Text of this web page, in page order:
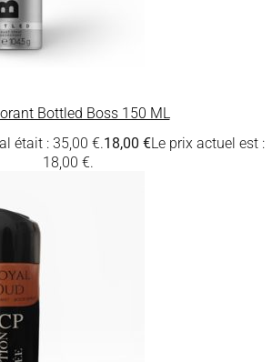
Bottled Boss 150 ML
était : 35,00 €.18,00 €Le prix actuel est :
18,00 €.